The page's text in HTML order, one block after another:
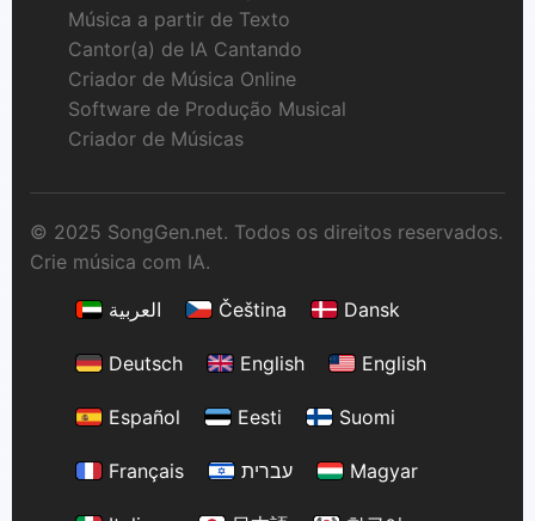
Música a partir de Texto
Cantor(a) de IA Cantando
Criador de Música Online
Software de Produção Musical
Criador de Músicas
© 2025 SongGen.net. Todos os direitos reservados.
Crie música com IA.
العربية
Čeština Dansk
Deutsch English English
Español Eesti Suomi
Français עברית Magyar